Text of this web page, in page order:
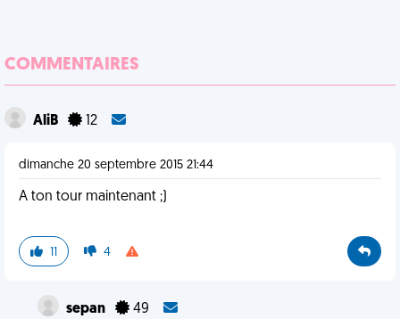
COMMENTAIRES
AliB 12
dimanche 20 septembre 2015 21:44
A ton tour maintenant ;)
11 4
sepan 49